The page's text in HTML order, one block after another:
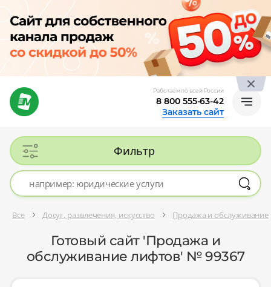
Работаем по всей России
8 800 555-63-42
Заказать сайт
Фильтр
Все Досуг, развлечения, искусство Продажа и обслуживание
Готовый сайт 'Продажа и
обслуживание лифтов' № 99367